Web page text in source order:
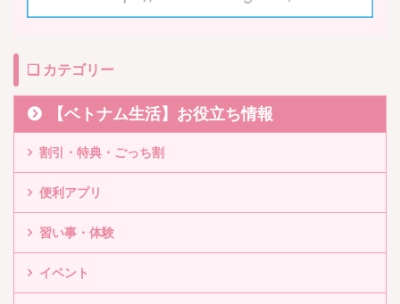
❏ カテゴリー
【ベトナム生活】お役立ち情報
割引・特典・ごっち割
便利アプリ
習い事・体験
イベント